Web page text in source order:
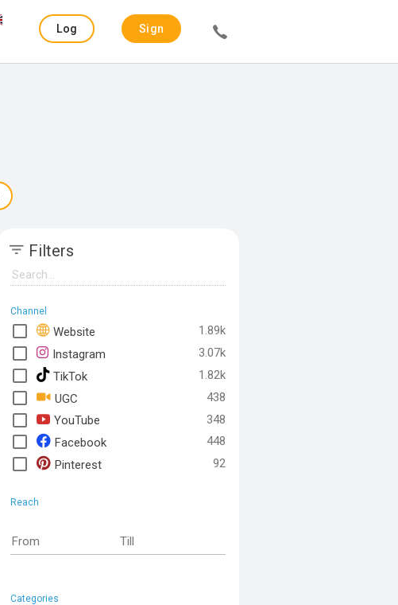
Log
Sign
Filters
Channel
Website
1.89k
Instagram
3.07k
TikTok
1.82k
UGC
438
YouTube
348
Facebook
448
Pinterest
92
Reach
From Till
Categories